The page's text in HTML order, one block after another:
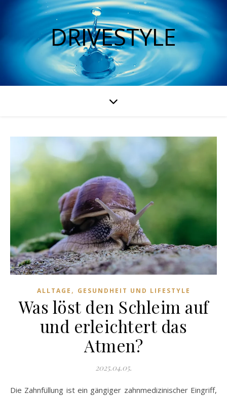
DRIVESTYLE
ALLTAGE , GESUNDHEIT UND LIFESTYLE
Was löst den Schleim auf
und erleichtert das
Atmen?
2025.04.05.
Die Zahnfüllung ist ein gängiger zahnmedizinischer Eingriff,